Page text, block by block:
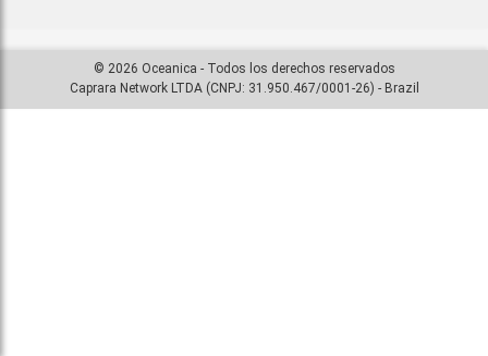
© 2026 Oceanica - Todos los derechos reservados
Caprara Network LTDA (CNPJ: 31.950.467/0001-26) - Brazil